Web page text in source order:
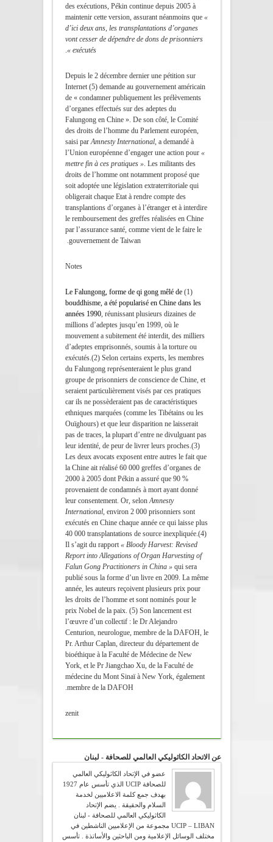
des exécutions, Pékin continue depuis 2005 à
maintenir cette version, assurant néanmoins que «
d’ici deux ans, les transplantations d’organes
vont cesser de dépendre de dons de prisonniers
exécutés »
.
Depuis le 2 décembre dernier une pétition sur
Internet (5) demande au gouvernement américain
de « condamner publiquement les prélèvements
d’organes effectués sur des adeptes du
Falungong en Chine ». De son côté, le Comité
des droits de l’homme du Parlement européen,
saisi parAmnesty International, a demandé à
l’Union européenne d’engager une action pour «
mettre fin à ces pratiques ». Les militants des
droits de l’homme ont notamment proposé que
soit adoptée une législation extraterritoriale qui
obligerait chaque Etat à rendre compte des
transplantions d’organes à l’étranger et à interdire
le remboursement des greffes réalisées en Chine
par l’assurance santé, comme vient de le faire le
gouvernement de Taiwan.
Notes
(1)
Le Falungong, forme de qi gong mêlé de
bouddhisme, a été popularisé en Chine dans les
années 1990, réunissant plusieurs dizaines de
millions d’adeptes jusqu’en 1999, où le
mouvement a subitement été interdit, des milliers
d’adeptes emprisonnés, soumis à la torture ou
exécutés. (2) Selon certains experts, les membres
du Falungong représenteraient le plus grand
groupe de prisonniers de conscience de Chine, et
seraient particulièrement visés par ces pratiques
car ils ne possèderaient pas de caractéristiques
ethniques marquées (comme les Tibétains ou les
Ouïghours) et que leur disparition ne laisserait
pas de traces, la plupart d’entre ne divulguant pas
leur identité, de peur de livrer leurs proches. (3)
Les deux avocats exposent entre autres le fait que
la Chine ait réalisé 60 000 greffes d’organes de
2000 à 2005 dont Pékin a assuré que 90 %
provenaient de condamnés à mort ayant donné
leur consentement. Or, selonAmnesty
International, environ 2 000 prisonniers sont
exécutés en Chine chaque année ce qui laisse plus
40 000 transplantations de source inexpliquée. (4)
Il s’agit du rapport « Bloody Harvest: Revised
Report into Allegations of Organ Harvesting of
Falun Gong Practitioners in China »qui sera
publié sous la forme d’un livre en 2009. La même
année, les auteurs reçoivent plusieurs prix pour
les droits de l’homme et sont nominés pour le
prix Nobel de la paix. (5) Son lancement est
l’œuvre d’un collectif : le Dr Alejandro
Centurion, neurologue, membre de la DAFOH, le
Pr. Arthur Caplan, directeur du département de
bioéthique à la Faculté de Médecine de New
York, et le Pr Jiangchao Xu, de la Faculté de
médecine du Mont Sinaï à New York, également
membre de la DAFOH.
zenit
عن الاتحاد الكاثوليكي العالمي للصحافة - لبنان
عضو في الإتحاد الكاثوليكي العالمي
للصحافة UCIP الذي تأسس عام 1927
بهدف جمع كلمة الاعلاميين لخدمة
السلام والحقيقة . يضم الإتحاد
الكاثوليكي العالمي للصحافة - لبنان
UCIP – LIBAN مجموعة من الإعلاميين الناشطين في
مختلف الوسائل الإعلامية ومن الباحثين والأساتذة . تأسس